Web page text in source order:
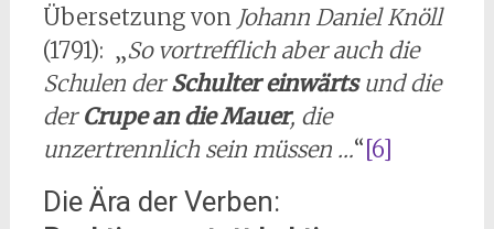
Übersetzung von Johann Daniel Knöll
(1791): „So vortrefflich aber auch die
Schulen derSchulter einwärtsund die
der Crupe an die Mauer, die
unzertrennlich sein müssen …“[6]
Die Ära der Verben: